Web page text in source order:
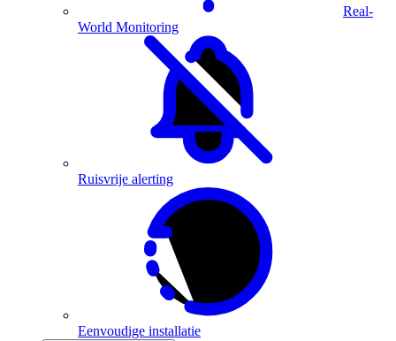
Real-
World Monitoring
Ruisvrije alerting
Eenvoudige installatie